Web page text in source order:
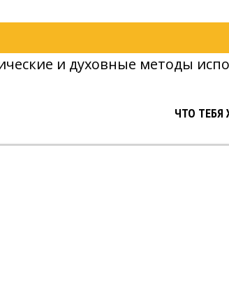
и духовные методы
ЧТО ТЕБЯ